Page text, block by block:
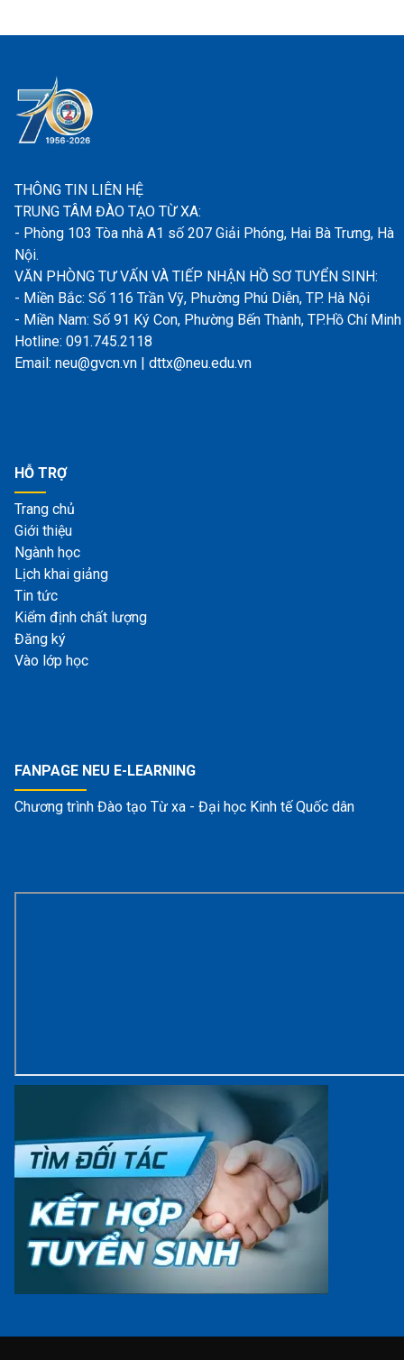
THÔNG TIN LIÊN HỆ
TRUNG TÂM ĐÀO TẠO TỪ XA:
- Phòng 103 Tòa nhà A1 số 207 Giải Phóng, Hai Bà Trưng, Hà
Nội.
VĂN PHÒNG TƯ VẤN VÀ TIẾP NHẬN HỒ SƠ TUYỂN SINH:
- Miền Bắc: Số 116 Trần Vỹ, Phường Phú Diễn, TP. Hà Nội
- Miền Nam: Số 91 Ký Con, Phường Bến Thành, TP.Hồ Chí Minh
Hotline: 091.745.2118
Email: neu@gvcn.vn | dttx@neu.edu.vn
HỖ TRỢ
Trang chủ
Giới thiệu
Ngành học
Lịch khai giảng
Tin tức
Kiểm định chất lượng
Đăng ký
Vào lớp học
FANPAGE NEU E-LEARNING
Chương trình Đào tạo Từ xa - Đại học Kinh tế Quốc dân